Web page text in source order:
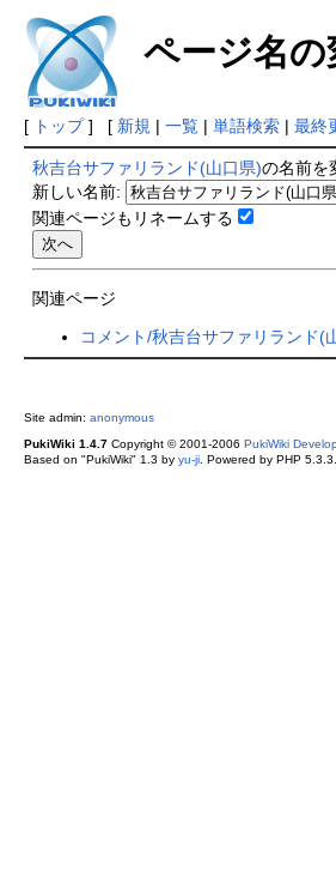
ページ名の
[ トップ] [ 新規 | 一覧| 単語検索| 最終
秋吉台サファリランド(山口県)の名前を
新しい名前:
関連ページもリネームする
関連ページ
コメント/秋吉台サファリランド(
Site admin: anonymous
PukiWiki 1.4.7Copyright © 2001-2006 PukiWiki
Based on "PukiWiki" 1.3 by yu-ji. Powered by PHP